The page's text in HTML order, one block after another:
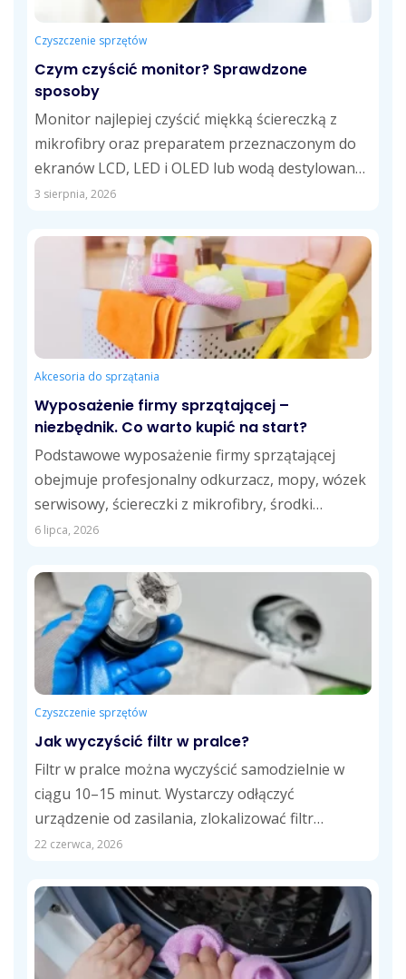
Czyszczenie sprzętów
Czym czyścić monitor? Sprawdzone
sposoby
Monitor najlepiej czyścić miękką ściereczką z
mikrofibry oraz preparatem przeznaczonym do
ekranów LCD, LED i OLED lub wodą destylowaną.
Takie...
3 sierpnia, 2026
Akcesoria do sprzątania
Wyposażenie firmy sprzątającej –
niezbędnik. Co warto kupić na start?
Podstawowe wyposażenie firmy sprzątającej
obejmuje profesjonalny odkurzacz, mopy, wózek
serwisowy, ściereczki z mikrofibry, środki
czystości dostosowane do różnych powierzchni
6 lipca, 2026
Czyszczenie sprzętów
Jak wyczyścić filtr w pralce?
Filtr w pralce można wyczyścić samodzielnie w
ciągu 10–15 minut. Wystarczy odłączyć
urządzenie od zasilania, zlokalizować filtr
odpływowy, usunąć zalegające...
22 czerwca, 2026